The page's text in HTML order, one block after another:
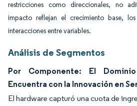
restricciones como direccionales, no
impacto reflejan el crecimiento base,
interacciones entre variables.
Análisis de Segmentos
Por Componente: El
Encuentra con la Innovación en
El hardware capturó una cuota de